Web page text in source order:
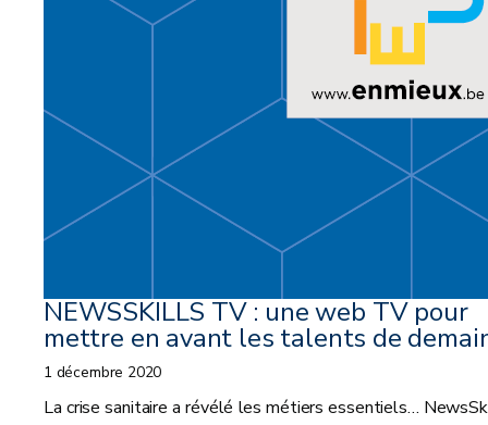
NEWSSKILLS TV : une web TV pour
mettre en avant les talents de
1 décembre 2020
La crise sanitaire a révélé les métiers essentiels…